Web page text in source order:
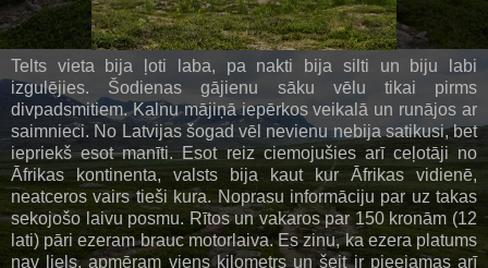
Telts vieta bija ļoti laba, pa nakti bija silti un biju labi
izgulējies. Šodienas gājienu sāku vēlu tikai pirms
divpadsmitiem. Kalnu mājiņā iepērkos veikalā un runājos ar
saimnieci. No Latvijas šogad vēl nevienu nebija satikusi, bet
iepriekš esot manīti. Esot reiz ciemojušies arī ceļotāji no
Āfrikas kontinenta, valsts bija kaut kur Āfrikas vidienē,
neatceros vairs tieši kura. Noprasu informāciju par uz takas
sekojošo laivu posmu. Rītos un vakaros par 150 kronām (12
lati) pāri ezeram brauc motorlaiva. Es zinu, ka ezera platums
nav liels, apmēram viens kilometrs un šeit ir pieejamas arī